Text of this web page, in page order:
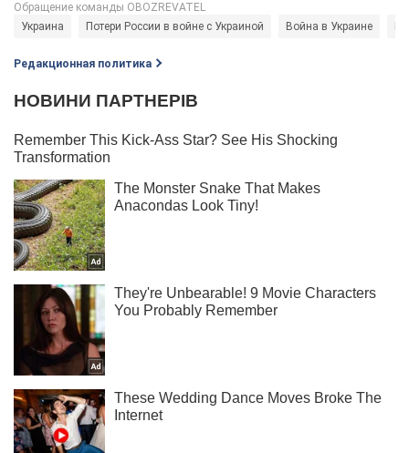
Украина Потери России в войне с Украиной Война в Украине
Редакционная политика